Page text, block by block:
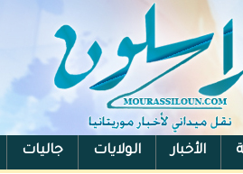
الأخبار الولايات جاليات